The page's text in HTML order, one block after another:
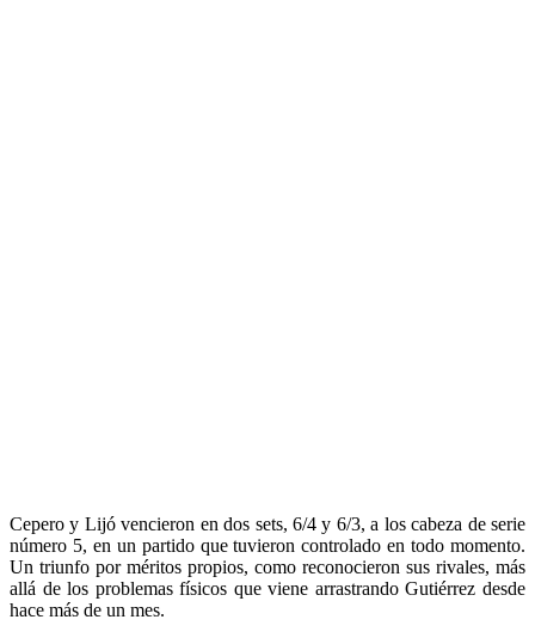
Cepero y Lijó vencieron en dos sets, 6/4 y 6/3, a los cabeza de serie
número 5, en un partido que tuvieron controlado en todo momento.
Un triunfo por méritos propios, como reconocieron sus rivales, más
allá de los problemas físicos que viene arrastrando Gutiérrez desde
hace más de un mes.